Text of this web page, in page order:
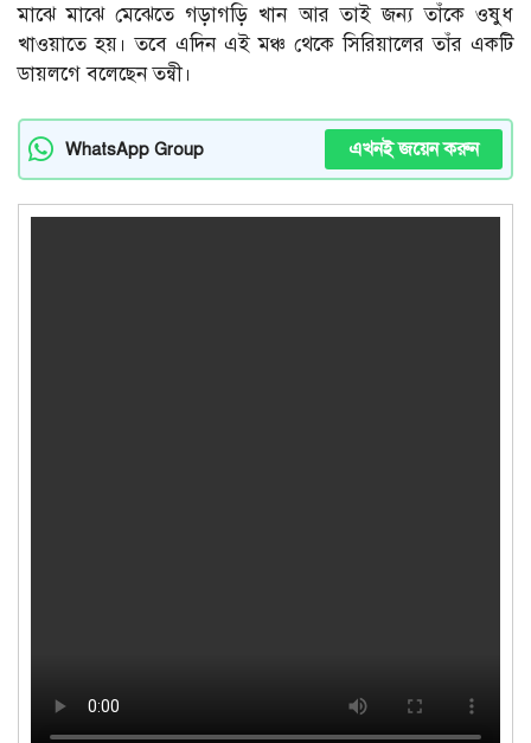
মাঝে মাঝে মেঝেতে গড়াগড়ি খান আর তাই জন্য তাঁকে ওষুধ
খাওয়াতে হয়। তবে এদিন এই মঞ্চ থেকে সিরিয়ালের তাঁর একটি
ডায়লগে বলেছেন তন্বী।
WhatsApp Group এখনই জয়েন করুন